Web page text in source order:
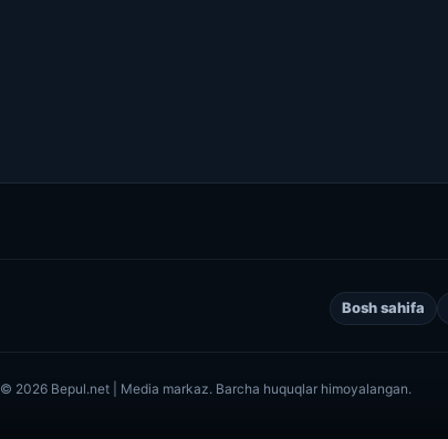
Bosh sahifa
© 2026 Bepul.net | Media markaz. Barcha huquqlar himoyalangan.